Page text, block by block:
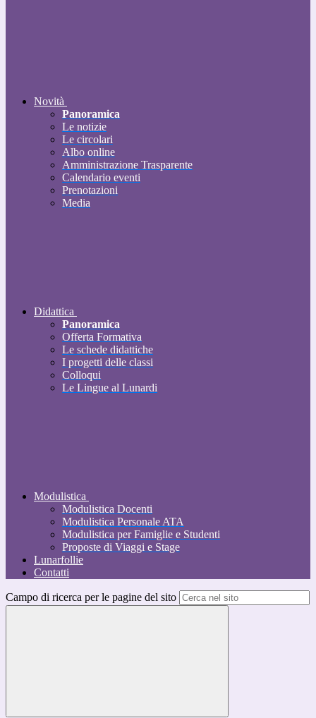
Novità
Panoramica
Le notizie
Le circolari
Albo online
Amministrazione Trasparente
Calendario eventi
Prenotazioni
Media
Didattica
Panoramica
Offerta Formativa
Le schede didattiche
I progetti delle classi
Colloqui
Le Lingue al Lunardi
Modulistica
Modulistica Docenti
Modulistica Personale ATA
Modulistica per Famiglie e Studenti
Proposte di Viaggi e Stage
Lunarfollie
Contatti
Campo di ricerca per le pagine del sito